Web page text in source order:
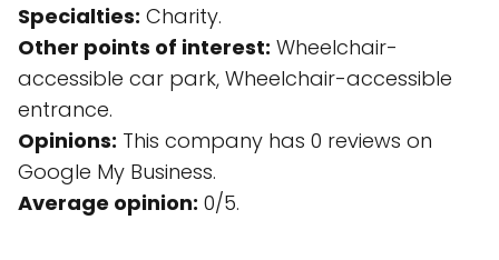
Specialties: Charity.
Other points of interest: Wheelchair-
accessible car park, Wheelchair-accessible
entrance.
Opinions: This company has 0 reviews on
Google My Business.
Average opinion: 0/5.